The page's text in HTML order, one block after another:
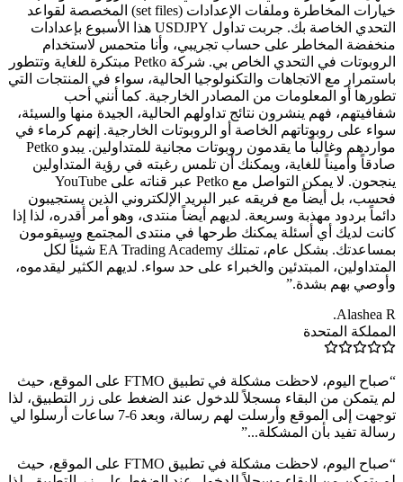
خيارات المخاطرة وملفات الإعدادات (set files) المخصصة لقواعد
التحدي الخاصة بك. جربت تداول USDJPY هذا الأسبوع بإعدادات
منخفضة المخاطر على حساب تجريبي، وأنا متحمس لاستخدام
الروبوتات في التحدي الخاص بي. شركة Petko مبتكرة للغاية وتتطور
باستمرار مع الاتجاهات والتكنولوجيا الحالية، سواء في المنتجات التي
تطورها أو المعلومات من المصادر الخارجية. كما أنني أحب
شفافيتهم، فهم ينشرون نتائج تداولهم الحالية، الجيدة منها والسيئة،
سواء على روبوتاتهم الخاصة أو الروبوتات الخارجية. إنهم كرماء في
مواردهم وغالباً ما يقدمون روبوتات مجانية للمتداولين. يبدو Petko
صادقاً وأميناً للغاية، ويمكنك أن تلمس رغبته في رؤية المتداولين
ينجحون. لا يمكن التواصل مع Petko عبر قناته على YouTube
فحسب، بل أيضاً مع فريقه عبر البريد الإلكتروني الذين يستجيبون
دائماً بردود مهذبة وسريعة. لديهم أيضاً منتدى، وهو أمر أقدره، لذا إذا
كانت لديك أي أسئلة يمكنك طرحها في منتدى المجتمع وسيقومون
بمساعدتك. بشكل عام، تمتلك EA Trading Academy شيئاً لكل
المتداولين، المبتدئين والخبراء على حد سواء. لديهم الكثير ليقدموه،
وأوصي بهم بشدة.”
Alashea R.
المملكة المتحدة
“
صباح اليوم، لاحظت مشكلة في تطبيق FTMO على الموقع، حيث
لم يتمكن من البقاء مسجلاً للدخول عند الضغط على زر التطبيق، لذا
توجهت إلى الموقع وأرسلت لهم رسالة، وبعد 6-7 ساعات أرسلوا لي
رسالة تفيد بأن المشكلة...”
“
صباح اليوم، لاحظت مشكلة في تطبيق FTMO على الموقع، حيث